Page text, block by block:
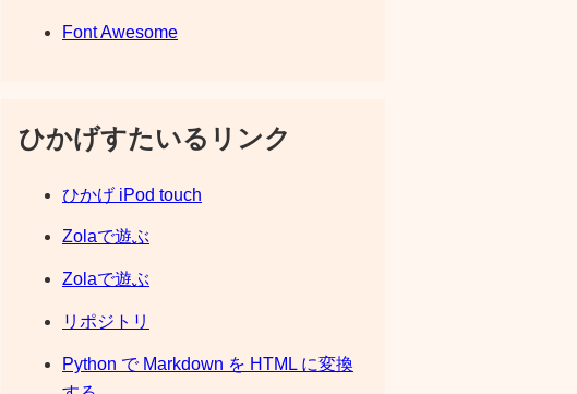
Font Awesome
ひかげすたいるリンク
ひかげ iPod touch
Zolaで遊ぶ
Zolaで遊ぶ
リポジトリ
Python で Markdown を HTML に変換